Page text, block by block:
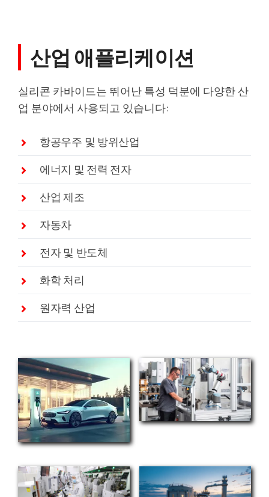
산업 애플리케이션
실리콘 카바이드는 뛰어난 특성 덕분에 다양한 산
업 분야에서 사용되고 있습니다:
항공우주 및 방위산업
에너지 및 전력 전자
산업 제조
자동차
전자 및 반도체
화학 처리
원자력 산업